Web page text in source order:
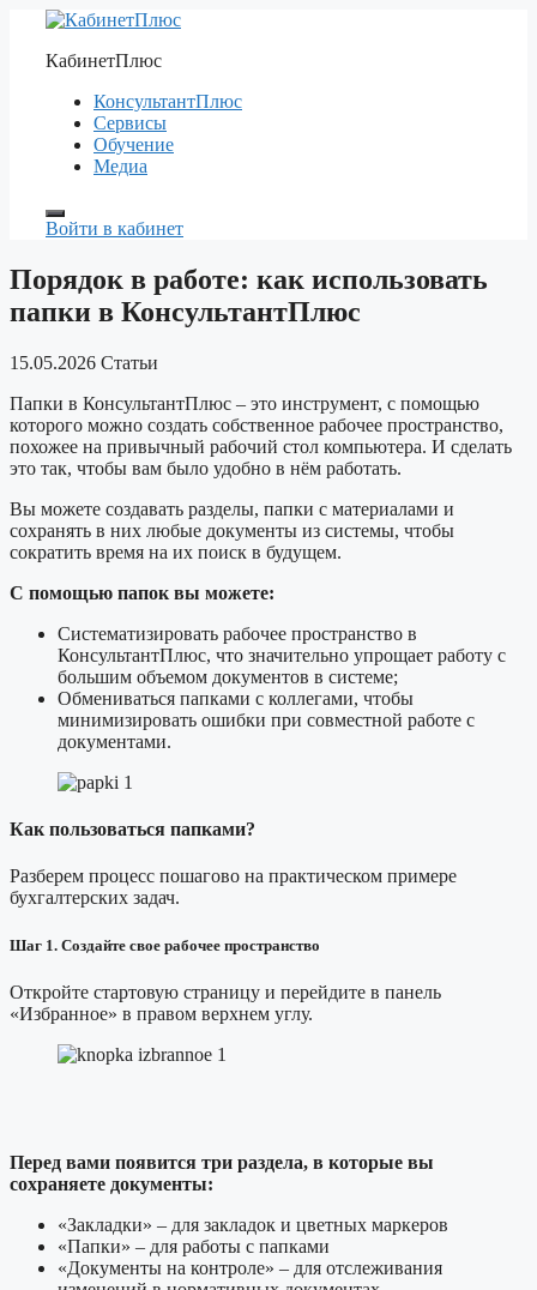
Перейти
содержимому
КабинетПлюс
КонсультантПлюс
Сервисы
Обучение
Медиа
Войти в кабинет
Порядок в работе: как использовать
папки в КонсультантПлюс
15.05.2026 Статьи
Папки в КонсультантПлюс – это инструмент, с помощью
которого можно создать собственное рабочее пространство,
похожее на привычный рабочий стол компьютера. И сделать
это так, чтобы вам было удобно в нём работать.
Вы можете создавать разделы, папки с материалами и
сохранять в них любые документы из системы, чтобы
сократить время на их поиск в будущем.
С помощью папок вы можете:​
Систематизировать рабочее пространство в
КонсультантПлюс, что значительно упрощает работу с
большим объемом документов в системе;
Обмениваться папками с коллегами, чтобы
минимизировать ошибки при совместной работе с
документами.
Как пользоваться папками?
Разберем процесс пошагово на практическом примере
бухгалтерских задач.
Шаг 1. Создайте свое рабочее пространство
Откройте стартовую страницу и перейдите в панель
«Избранное» в правом верхнем углу.
Перед вами появится три раздела, в которые вы
сохраняете документы:
«Закладки» – для закладок и цветных маркеров
«Папки» – для работы с папками
«Документы на контроле» – для отслеживания